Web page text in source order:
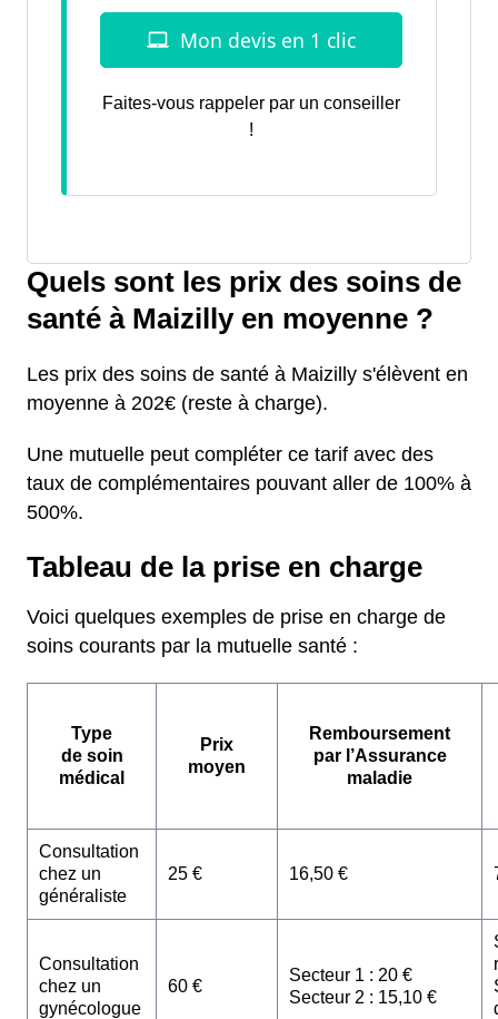
Faites-vous rappeler par un conseiller
!
Quels sont les prix des soins de
santé à Maizilly en moyenne ?
Les prix des soins de santé à Maizilly s'élèvent en
moyenne à 202€ (reste à charge).
Une mutuelle peut compléter ce tarif avec des
taux de complémentaires pouvant aller de 100% à
500%.
Tableau de la prise en charge
Voici quelques exemples de prise en charge de
soins courants par la mutuelle santé :
Type
de soin
médical
Prix
moyen
Remboursement
par l’Assurance
maladie
Consultation
chez un
généraliste
25 € 16,50 €
Consultation
chez un
gynécologue
60 €
Secteur 1 : 20 €
Secteur 2 : 15,10 €